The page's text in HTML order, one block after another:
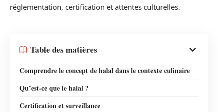
réglementation, certification et attentes culturelles.
Table des matières
Comprendre le concept de halal dans le contexte culinaire
Qu’est-ce que le halal ?
Certification et surveillance